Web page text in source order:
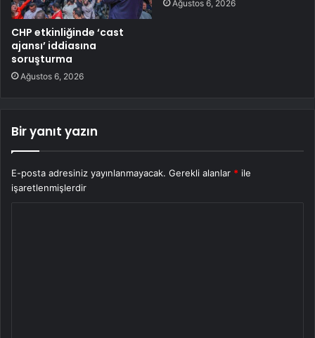
CHP etkinliğinde ‘cast
ajansı’ iddiasına
soruşturma
Ağustos 6, 2026
Ağustos 6, 2026
Bir yanıt yazın
E-posta adresiniz yayınlanmayacak. Gerekli alanlar * ile
işaretlenmişlerdir